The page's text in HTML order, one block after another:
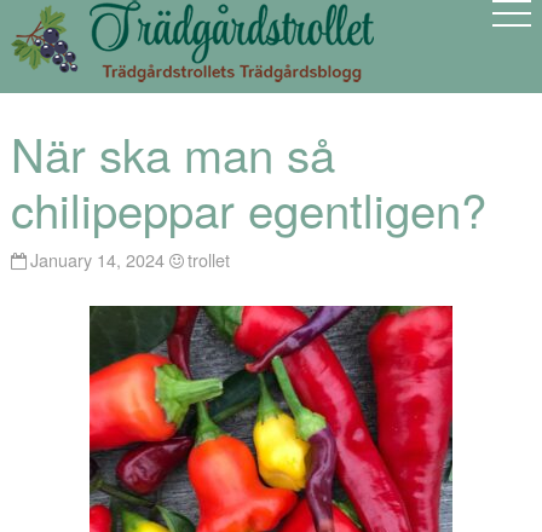
När ska man så
chilipeppar egentligen?
January 14, 2024 trollet